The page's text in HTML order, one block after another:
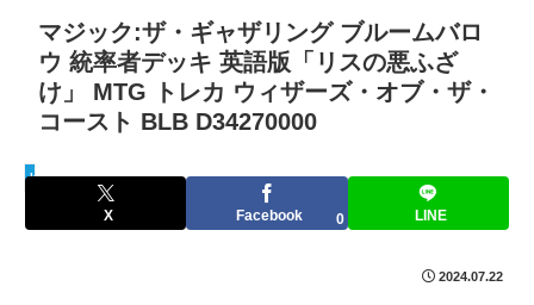
マジック:ザ・ギャザリング ブルームバロ
ウ 統率者デッキ 英語版「リスの悪ふざ
け」 MTG トレカ ウィザーズ・オブ・ザ・
コースト BLB D34270000
keepaトラッキング
X Facebook 0 LINE
2024.07.22